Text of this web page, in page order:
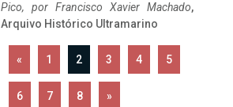
Pico, por Francisco Xavier Machado,
Arquivo Histórico Ultramarino
« 1 2 3 4 5
6 7 8 »